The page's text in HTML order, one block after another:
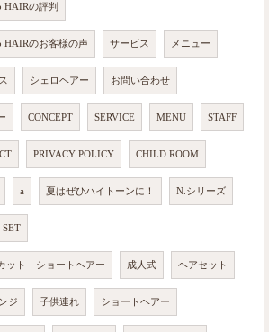
HAIRの評判
HAIRのお客様の声 サービス メニュー
シェロヘアー お問い合わせ
CONCEPT SERVICE MENU STAFF
PRIVACY POLICY CHILD ROOM
a 夏はぜひハイトーンに！ N.シリーズ
ット ショートヘアー 成人式 ヘアセット
ジ 子供連れ ショートヘアー